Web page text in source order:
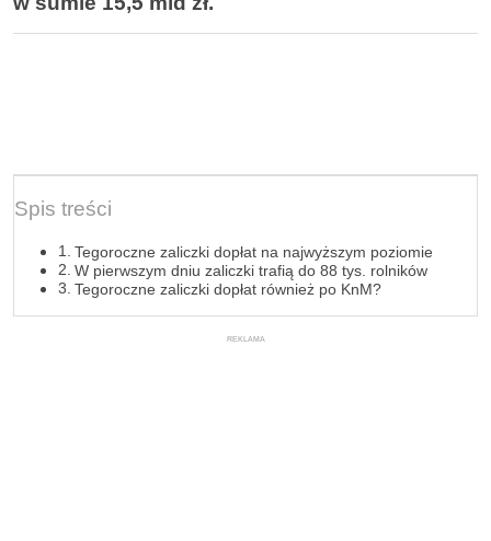
Spis treści
Tegoroczne zaliczki dopłat na najwyższym poziomie
W pierwszym dniu zaliczki trafią do 88 tys. rolników
Tegoroczne zaliczki dopłat również po KnM?
REKLAMA